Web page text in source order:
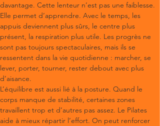
davantage. Cette lenteur n’est pas une faiblesse.
Elle permet d’apprendre. Avec le temps, les
appuis deviennent plus sûrs, le centre plus
présent, la respiration plus utile. Les progrès ne
sont pas toujours spectaculaires, mais ils se
ressentent dans la vie quotidienne : marcher, se
lever, porter, tourner, rester debout avec plus
d’aisance.
L’équilibre est aussi lié à la posture. Quand le
corps manque de stabilité, certaines zones
travaillent trop et d’autres pas assez. Le Pilates
aide à mieux répartir l’effort. On peut renforcer